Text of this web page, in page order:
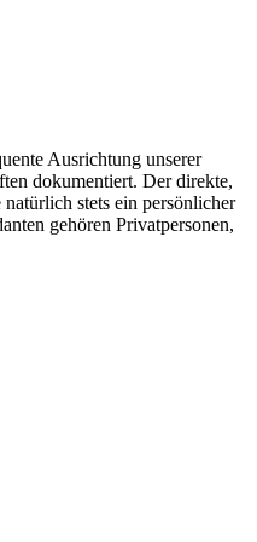
Ausrichtung unserer
dokumentiert. Der direkte,
stets ein persönlicher
gehören Privatpersonen,